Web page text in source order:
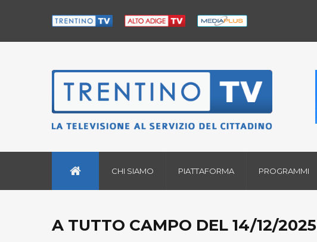
CHI SIAMO PIATTAFORMA PROGRAMMI
A TUTTO CAMPO DEL 14/12/2025